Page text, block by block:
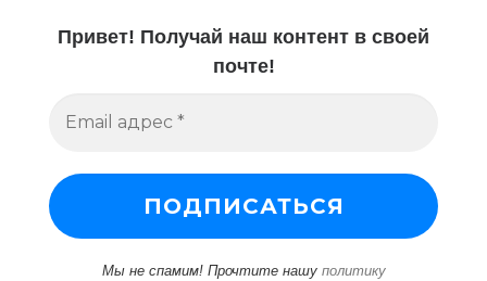
Привет! Получай наш контент в своей
почте!
Мы не спамим! Прочтите нашу политику